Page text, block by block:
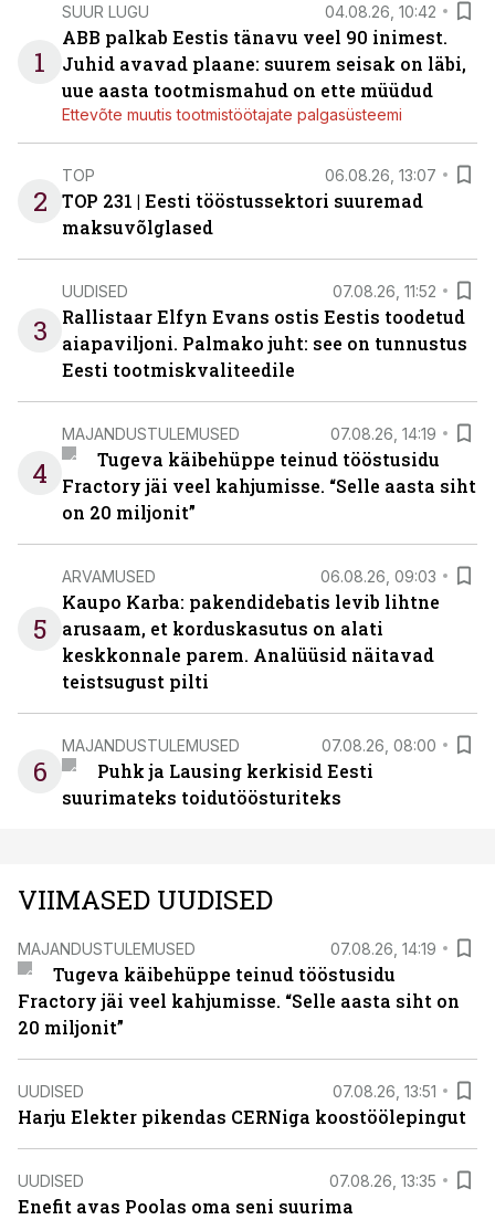
1
SUUR LUGU 04.08.26, 10:42
ABB palkab Eestis tänavu veel 90 inimest.
Juhid avavad plaane: suurem seisak on läbi,
uue aasta tootmismahud on ette müüdud
Ettevõte muutis tootmistöötajate palgasüsteemi
2
TOP 06.08.26, 13:07
TOP 231 | Eesti tööstussektori suuremad
maksuvõlglased
3
UUDISED 07.08.26, 11:52
Rallistaar Elfyn Evans ostis Eestis toodetud
aiapaviljoni. Palmako juht: see on tunnustus
Eesti tootmiskvaliteedile
4
MAJANDUSTULEMUSED 07.08.26, 14:19
Tugeva käibehüppe teinud tööstusidu
Fractory jäi veel kahjumisse. “Selle aasta siht
on 20 miljonit”
5
ARVAMUSED 06.08.26, 09:03
Kaupo Karba: pakendidebatis levib lihtne
arusaam, et korduskasutus on alati
keskkonnale parem. Analüüsid näitavad
teistsugust pilti
6
MAJANDUSTULEMUSED 07.08.26, 08:00
Puhk ja Lausing kerkisid Eesti
suurimateks toidutöösturiteks
VIIMASED UUDISED
MAJANDUSTULEMUSED 07.08.26, 14:19
Tugeva käibehüppe teinud tööstusidu
Fractory jäi veel kahjumisse. “Selle aasta siht on
20 miljonit”
UUDISED 07.08.26, 13:51
Harju Elekter pikendas CERNiga koostöölepingut
UUDISED 07.08.26, 13:35
Enefit avas Poolas oma seni suurima